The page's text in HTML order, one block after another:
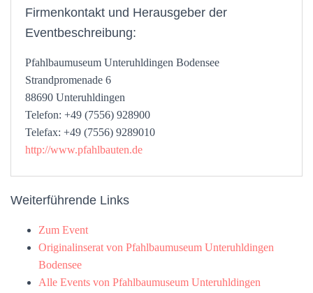
Firmenkontakt und Herausgeber der
Eventbeschreibung:
Pfahlbaumuseum Unteruhldingen Bodensee
Strandpromenade 6
88690 Unteruhldingen
Telefon: +49 (7556) 928900
Telefax: +49 (7556) 9289010
http://www.pfahlbauten.de
Weiterführende Links
Zum Event
Originalinserat von Pfahlbaumuseum Unteruhldingen
Bodensee
Alle Events von Pfahlbaumuseum Unteruhldingen